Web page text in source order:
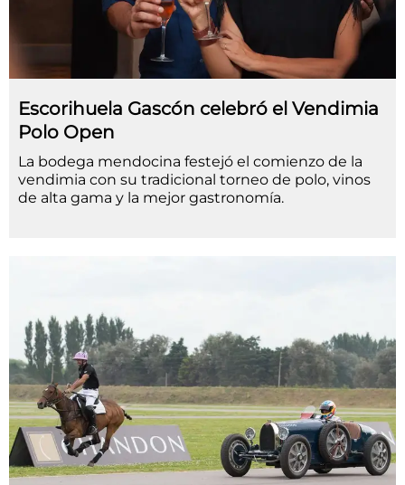
Escorihuela Gascón celebró el Vendimia
Polo Open
La bodega mendocina festejó el comienzo de la
vendimia con su tradicional torneo de polo, vinos
de alta gama y la mejor gastronomía.